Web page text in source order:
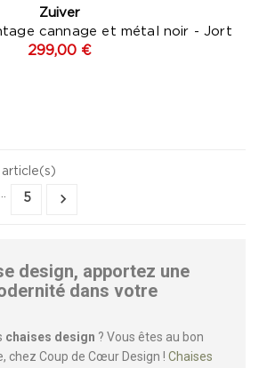
Zuiver
cannage et métal noir - Jort
299,00 €
article(s)
… 5 
design, apportez une
dans votre
chaises design ? Vous êtes au bon
chez Coup de Cœur Design ! Chaises